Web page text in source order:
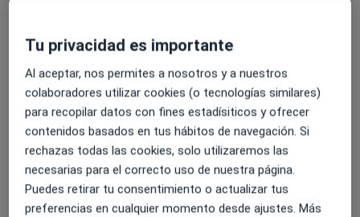
llevan a cabo su labor se especializan:
Desde el ámbito de la psicología: psicoeducación,
gestión de las emociones y
estrés, abordaje de problemas de conducta,
problemas de autoestima, ansiedad, adicciones,
potenciación de las
capacidades, entrenamiento en habilidades sociales y
orientación educativa para padres.
Sesión psicología presencial
50 €
Visitas sucesivas Psicología
Desde 40 €
+ 3 servicios
Tu privacidad es importante
Al aceptar, nos permites a nosotros y a nuestros
colaboradores utilizar cookies (o tecnologías similares)
para recopilar datos con fines estadísiticos y ofrecer
contenidos basados en tus hábitos de navegación. Si
rechazas todas las cookies, solo utilizaremos las
necesarias para el correcto uso de nuestra página.
Puedes retirar tu consentimiento o actualizar tus
preferencias en cualquier momento desde ajustes. Más